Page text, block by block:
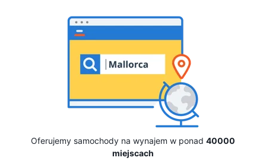
Oferujemy samochody na wynajem w ponad 40000
miejscach